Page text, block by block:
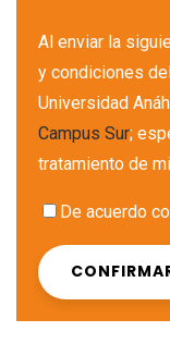
Al enviar la
y condiciones
Universidad
Campus Sur;
tratamiento de
De acuerdo